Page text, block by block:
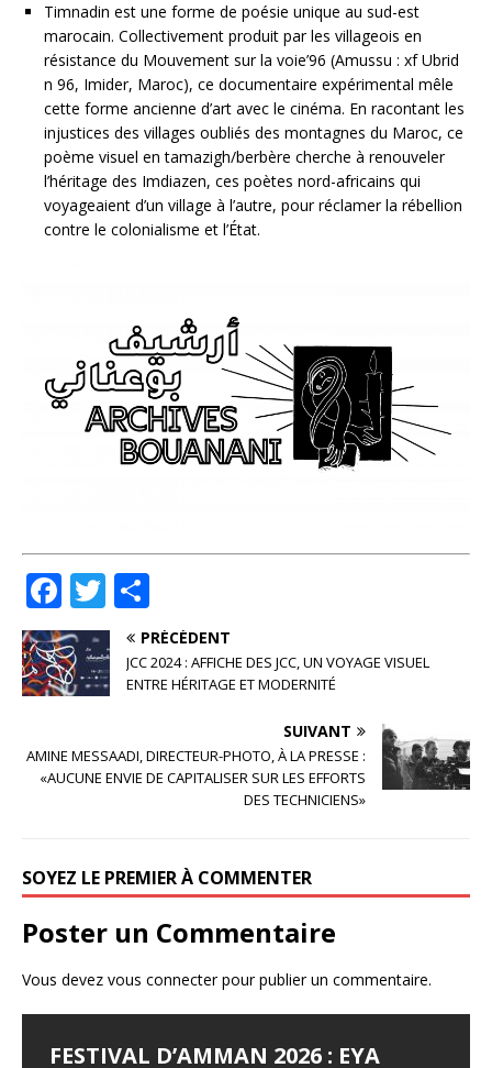
Timnadin est une forme de poésie unique au sud-est
marocain. Collectivement produit par les villageois en
résistance du Mouvement sur la voie’96 (Amussu : xf Ubrid
n 96, Imider, Maroc), ce documentaire expérimental mêle
cette forme ancienne d’art avec le cinéma. En racontant les
injustices des villages oubliés des montagnes du Maroc, ce
poème visuel en tamazigh/berbère cherche à renouveler
l’héritage des Imdiazen, ces poètes nord-africains qui
voyageaient d’un village à l’autre, pour réclamer la rébellion
contre le colonialisme et l’État.
F
a
c
e
o
T
w
it
te
ar
ta
g
r
PRÉCÉDENT
JCC 2024 : AFFICHE DES JCC, UN VOYAGE VISUEL
ENTRE HÉRITAGE ET MODERNITÉ
SUIVANT
AMINE MESSAADI, DIRECTEUR-PHOTO, À LA PRESSE :
«AUCUNE ENVIE DE CAPITALISER SUR LES EFFORTS
DES TECHNICIENS»
SOYEZ LE PREMIER À COMMENTER
Poster un Commentaire
Vous devez vous connecterpour publier un commentaire.
FESTIVAL D’AMMAN 2026 : EYA
LES JOURNÉES
LE SYNDROME DE DJAMILA
JALILA BORHANE
BABOUNA BEN AYED